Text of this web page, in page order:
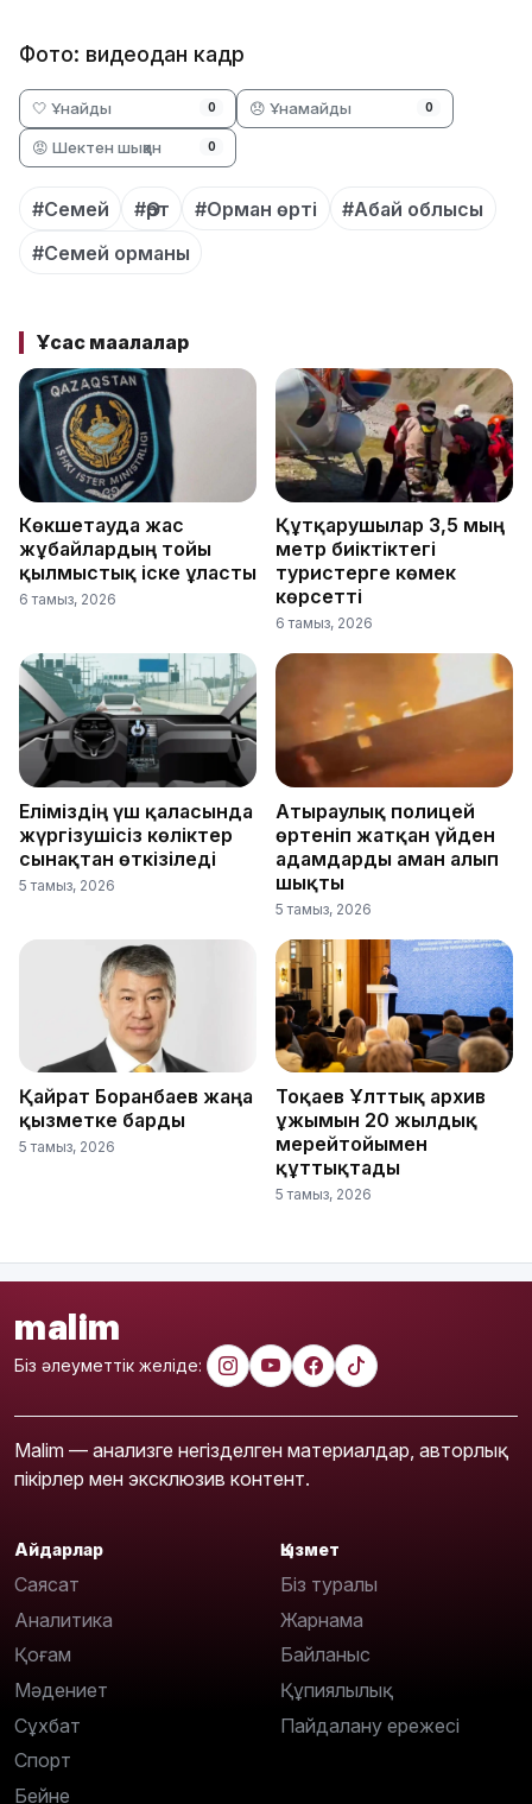
Фото: видеодан кадр
🤍 Ұнайды 0 😞 Ұнамайды 0
😡 Шектен шыққан 0
#Семей #Өрт #Орман өрті
#Абай облысы
#Семей орманы
Ұқсас мақалалар
Көкшетауда жас
жұбайлардың тойы
қылмыстық іске ұласты
6 тамыз, 2026
Құтқарушылар 3,5 мың
метр биіктіктегі
туристерге көмек
көрсетті
6 тамыз, 2026
Еліміздің үш қаласында
жүргізушісіз көліктер
сынақтан өткізіледі
5 тамыз, 2026
Атыраулық полицей
өртеніп жатқан үйден
адамдарды аман алып
шықты
5 тамыз, 2026
Қайрат Боранбаев жаңа
қызметке барды
5 тамыз, 2026
Тоқаев Ұлттық архив
ұжымын 20 жылдық
мерейтойымен
құттықтады
5 тамыз, 2026
malim
Біз әлеуметтік желіде:
Malim — анализге негізделген материалдар, авторлық
пікірлер мен эксклюзив контент.
Айдарлар
Саясат
Аналитика
Қоғам
Мәдениет
Сұхбат
Спорт
Бейне
Қызмет
Біз туралы
Жарнама
Байланыс
Құпиялылық
Пайдалану ережесі